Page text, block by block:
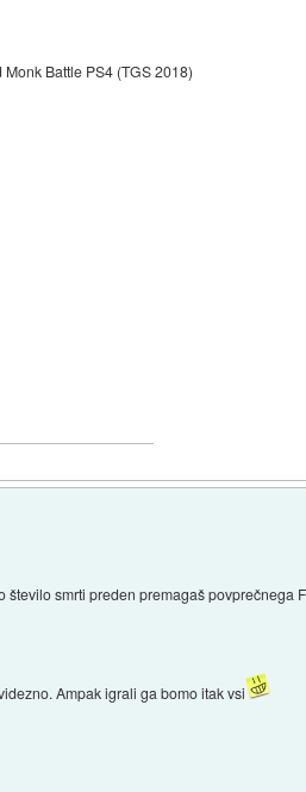
Battle PS4 (TGS 2018)
število smrti preden premagaš povprečnega
Ampak igrali ga bomo itak vsi